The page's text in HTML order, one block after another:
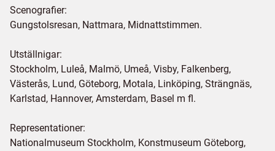
Scenografier:
Gungstolsresan, Nattmara, Midnattstimmen.
Utställnigar:
Stockholm, Luleå, Malmö, Umeå, Visby, Falkenberg,
Västerås, Lund, Göteborg, Motala, Linköping, Strängnäs,
Karlstad, Hannover, Amsterdam, Basel m fl.
Representationer:
Nationalmuseum Stockholm, Konstmuseum Göteborg,